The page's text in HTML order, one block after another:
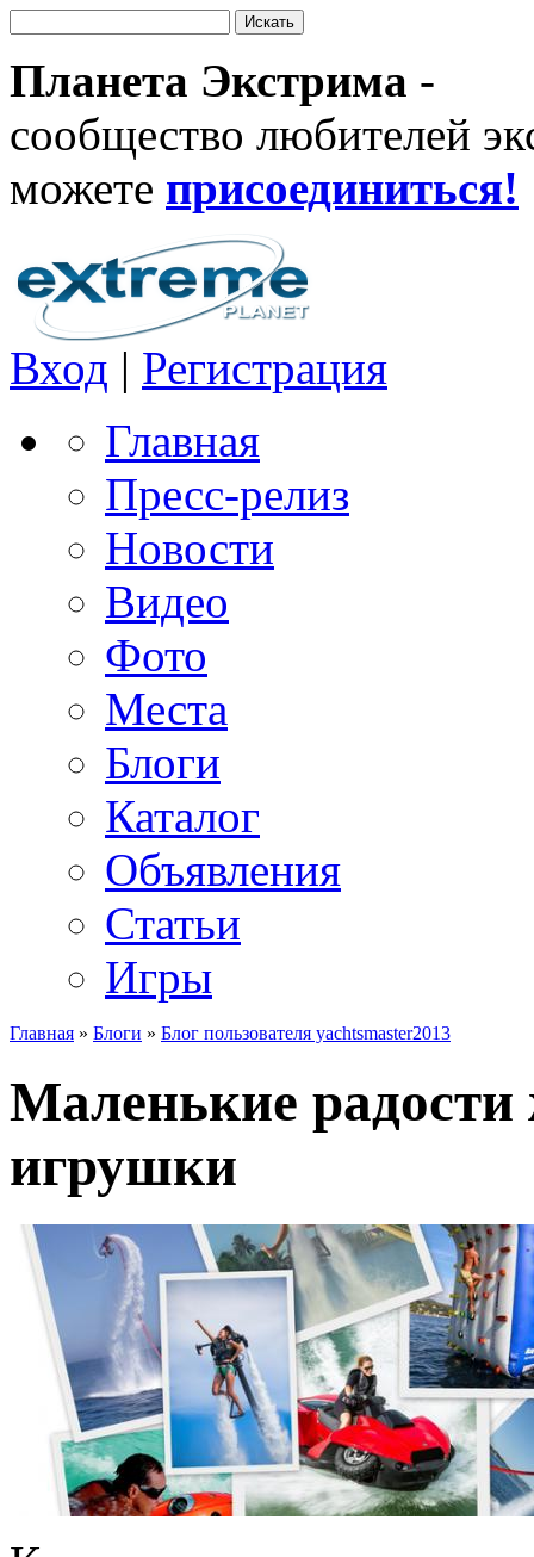
Планета Экстрима -
сообщество любителей
можете присоединиться!
Вход | Регистрация
Главная
Пресс-релиз
Новости
Видео
Фото
Места
Блоги
Каталог
Объявления
Статьи
Игры
Главная » Блоги » Блог пользователя yachtsmaster2013
Маленькие
игрушки